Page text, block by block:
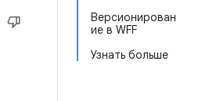
Версионирован
ие в WFF
Узнать больше